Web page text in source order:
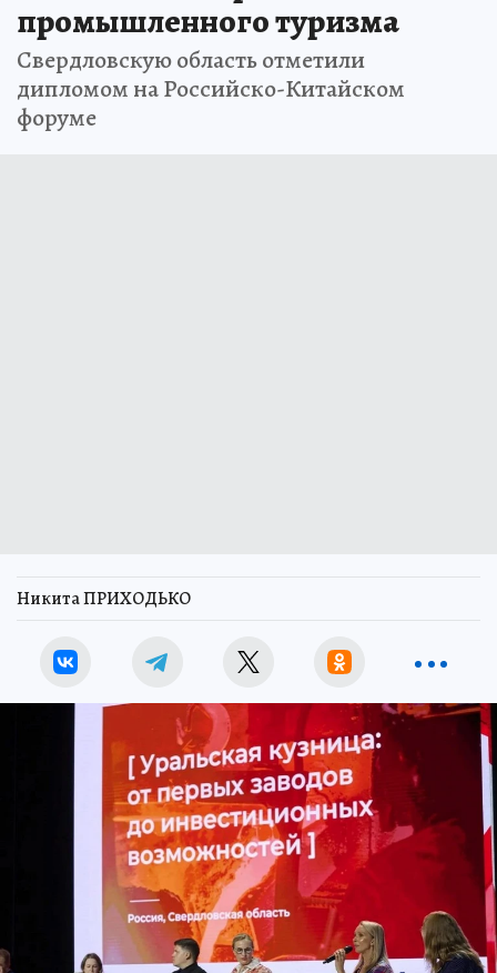
промышленного туризма
Свердловскую область отметили
дипломом на Российско-Китайском
форуме
Никита ПРИХОДЬКО